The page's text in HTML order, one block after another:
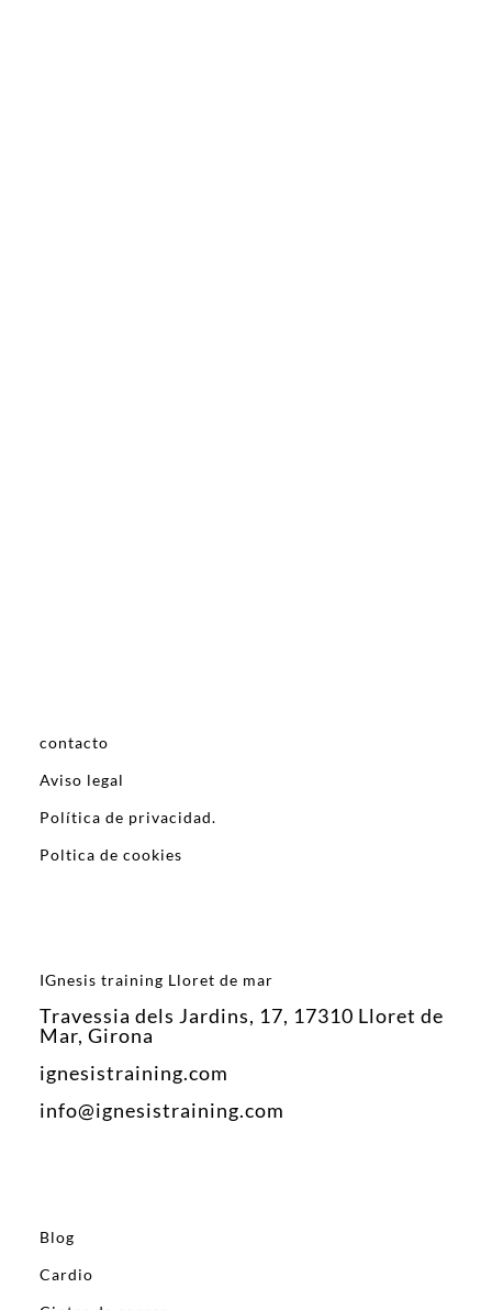
contacto
Aviso legal
Política de privacidad.
Poltica de cookies
IGnesis training Lloret de mar
Travessia dels Jardins, 17, 17310 Lloret de
Mar, Girona
ignesistraining.com
info@ignesistraining.com
Blog
Cardio